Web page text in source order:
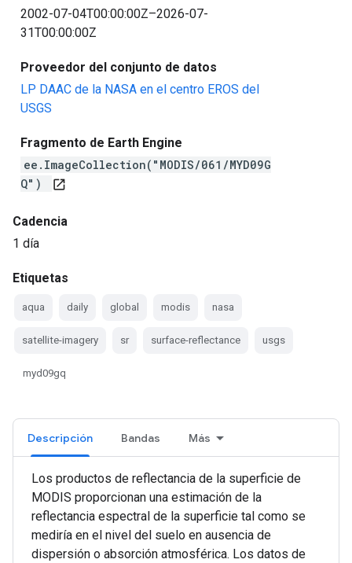
2002-07-04T00:00:00Z–2026-07-
31T00:00:00Z
Proveedor del conjunto de datos
LP DAAC de la NASA en el centro EROS del
USGS
Fragmento de Earth Engine
ee.ImageCollection("MODIS/061/MYD09G
Q")
open_in_new
Cadencia
1 día
Etiquetas
aqua daily global modis nasa
satellite-imagery sr surface-reflectance usgs
myd09gq
Descripción Bandas Más
Los productos de reflectancia de la superficie de
MODIS proporcionan una estimación de la
reflectancia espectral de la superficie tal como se
mediría en el nivel del suelo en ausencia de
dispersión o absorción atmosférica. Los datos de